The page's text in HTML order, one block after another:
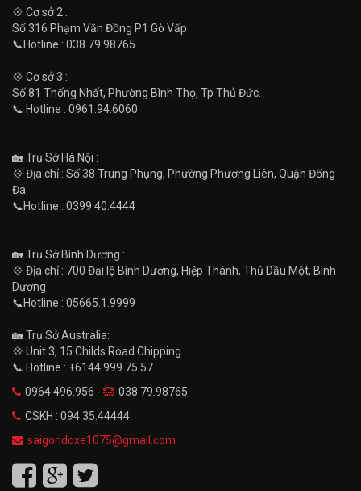
💠 Cơ sở 2 :
Số 316 Phạm Văn Đồng P1 Gò Vấp
📞Hotline : 038 79 98765
💠 Cơ sở 3 :
Số 81 Thống Nhất, Phường Bình Thọ, Tp Thủ Đức.
📞 Hotline : 0961.94.6060
🏡 Trụ Sở Hà Nội :
💠 Địa chỉ : Số 38 Trung Phụng, Phường Phương Liên, Quận Đống
Đa
📞Hotline : 0399.40.4444
🏡 Trụ Sở Bình Dương :
💠 Địa chỉ : 700 Đại lộ Bình Dương, Hiệp Thành, Thủ Dầu Một, Bình
Dương
📞Hotline : 05665.1.9999
🏡 Trụ Sở Australia:
💠 Unit 3, 15 Childs Road Chipping.
📞 Hotline : +6144.999.75.57
0964.496.956 -
038.79.98765
CSKH : 094.35.44444
saigondoxe1075@gmail.com